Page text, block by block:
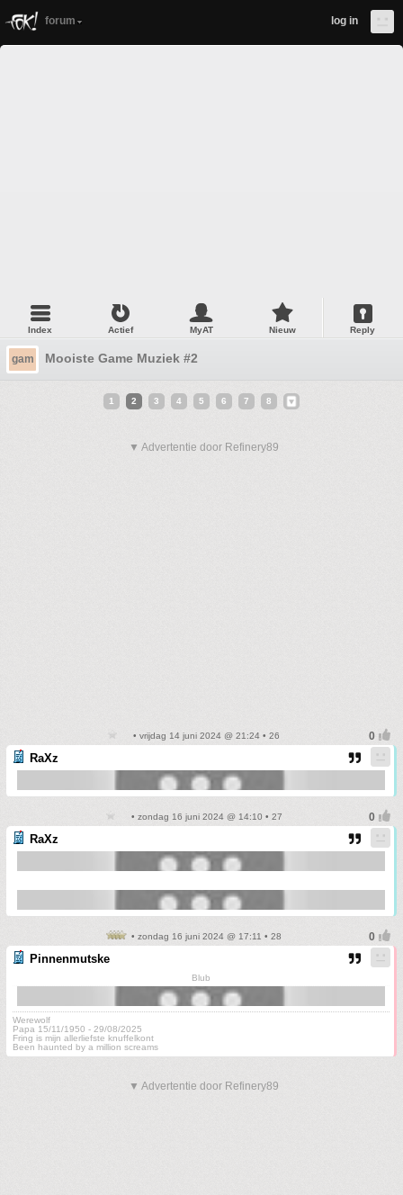
forum log in
Index Actief MyAT Nieuw Reply
gam Mooiste Game Muziek #2
1 2 3 4 5 6 7 8
▼ Advertentie door Refinery89
• vrijdag 14 juni 2024 @ 21:24 • 26
RaXz
• zondag 16 juni 2024 @ 14:10 • 27
RaXz
• zondag 16 juni 2024 @ 17:11 • 28
Pinnenmutske
Blub
Werewolf
Papa 15/11/1950 - 29/08/2025
Fring is mijn allerliefste knuffelkont
Been haunted by a million screams
▼ Advertentie door Refinery89